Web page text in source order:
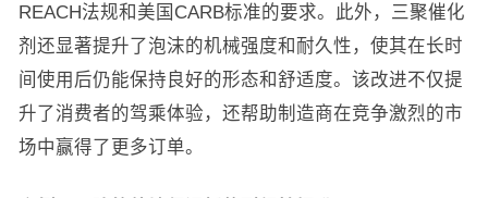
REACH法规和美国CARB标准的要求。此外，三聚催化
剂还显著提升了泡沫的机械强度和耐久性，使其在长时
间使用后仍能保持良好的形态和舒适度。该改进不仅提
升了消费者的驾乘体验，还帮助制造商在竞争激烈的市
场中赢得了更多订单。